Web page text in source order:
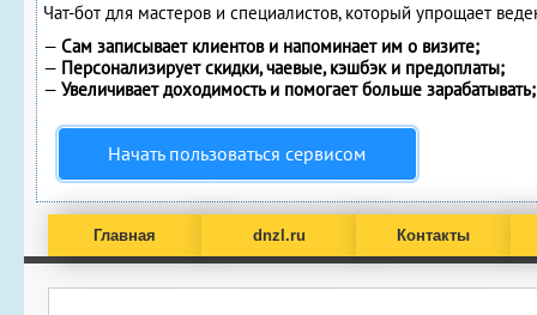
Чат-бот для мастеров и специалистов, который упрощает
— Сам записывает клиентов и напоминает им о визите;
— Персонализирует скидки, чаевые, кэшбэк и предоплаты;
— Увеличивает доходимость и помогает больше зарабатывать;
Начать пользоваться сервисом
Главная dnzl.ru Контакты